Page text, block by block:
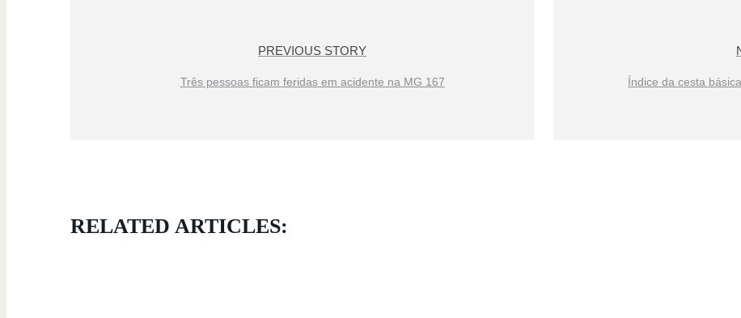
PREVIOUS STORY
Três pessoas ficam feridas em acidente na MG 167 Índice da cesta
RELATED ARTICLES: